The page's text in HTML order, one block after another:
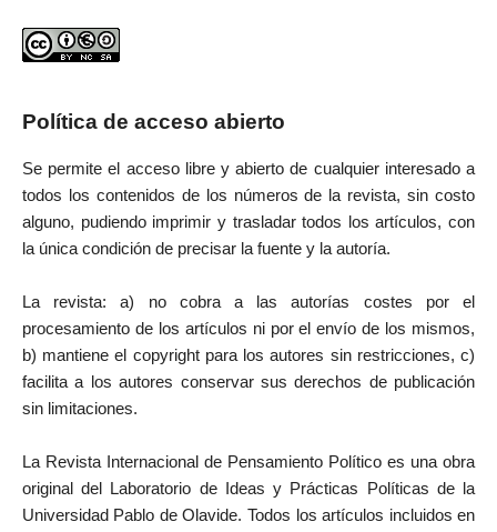
Política de acceso abierto
Se permite el acceso libre y abierto de cualquier interesado a
todos los contenidos de los números de la revista, sin costo
alguno, pudiendo imprimir y trasladar todos los artículos, con
la única condición de precisar la fuente y la autoría.
La revista: a) no cobra a las autorías costes por el
procesamiento de los artículos ni por el envío de los mismos,
b) mantiene el copyright para los autores sin restricciones, c)
facilita a los autores conservar sus derechos de publicación
sin limitaciones.
La Revista Internacional de Pensamiento Político es una obra
original del Laboratorio de Ideas y Prácticas Políticas de la
Universidad Pablo de Olavide. Todos los artículos incluidos en